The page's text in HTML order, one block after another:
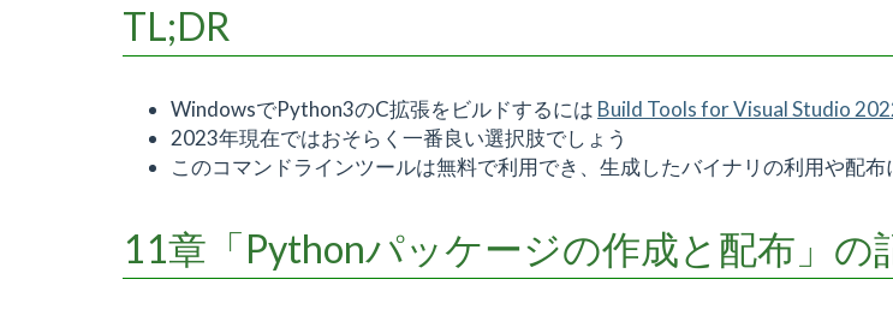
TL;DR
WindowsでPython3のC拡張をビルドするには Build Tools for Visual Studio
2023年現在ではおそらく一番良い選択肢でしょう
このコマンドラインツールは無料で利用でき、生成したバイナリの利用や配
11章「Pythonパッケージの作成と配布」の